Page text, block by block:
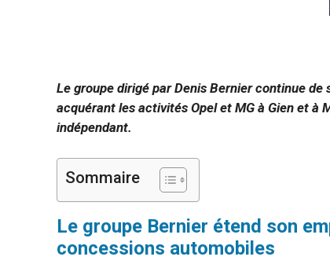
Le groupe dirigé par Denis Bernier continue
acquérant les activités Opel et MG à Gien et à
indépendant.
Sommaire
Le groupe Bernier étend son
concessions automobiles